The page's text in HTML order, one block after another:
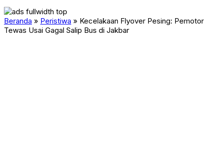
Beranda » Peristiwa » Kecelakaan Flyover Pesing: Pemotor
Tewas Usai Gagal Salip Bus di Jakbar